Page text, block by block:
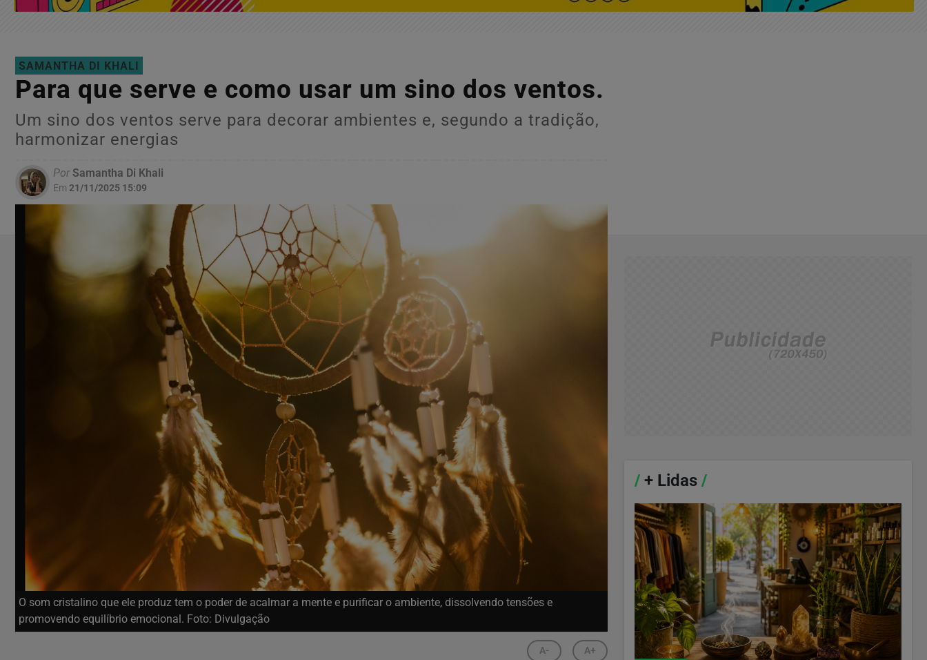
SAMANTHA DI KHALI
Para que serve e como usar um sino dos ventos.
Um sino dos ventos serve para decorar ambientes e, segundo a tradição,
harmonizar energias
PorSamantha Di Khali
Em 21/11/2025 15:09
O som cristalino que ele produz tem o poder de acalmar a mente e purificar o ambiente, dissolvendo tensões e
promovendo equilíbrio emocional. Foto: Divulgação
A- A+
/+ Lidas /